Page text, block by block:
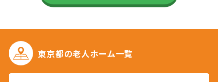
東京都の老人ホーム一覧